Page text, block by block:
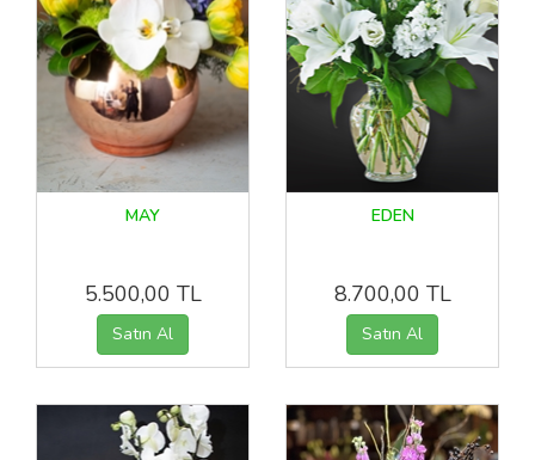
MAY
5.500,00 TL
EDEN
8.700,00 TL